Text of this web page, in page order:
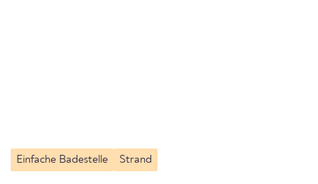
Einfache Badestelle Strand